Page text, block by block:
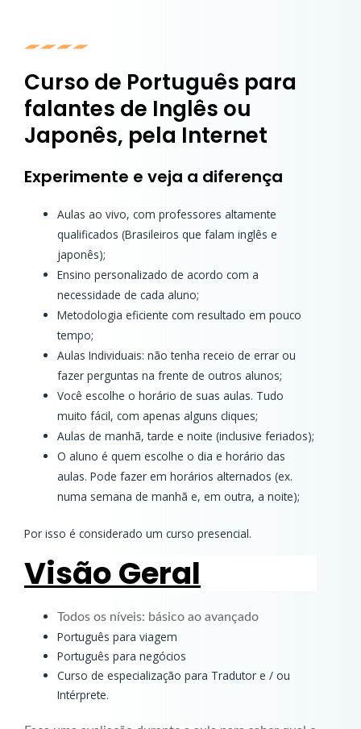
Curso de Português para
falantes de Inglês ou
Japonês, pela Internet
Experimente e veja a diferença
Aulas ao vivo, com professores altamente
qualificados (Brasileiros que falam inglês e
japonês);
Ensino personalizado de acordo com a
necessidade de cada aluno;
Metodologia eficiente com resultado em pouco
tempo;
Aulas Individuais: não tenha receio de errar ou
fazer perguntas na frente de outros alunos;
Você escolhe o horário de suas aulas. Tudo
muito fácil, com apenas alguns cliques;
Aulas de manhã, tarde e noite (inclusive feriados);
O aluno é quem escolhe o dia e horário das
aulas. Pode fazer em horários alternados (ex.
numa semana de manhã e, em outra, a noite);
Por isso é considerado um curso presencial.
Visão Geral
Todos os níveis: básico ao avançado
Português para viagem
Português para negócios
Curso de especialização para Tradutor e / ou
Intérprete.